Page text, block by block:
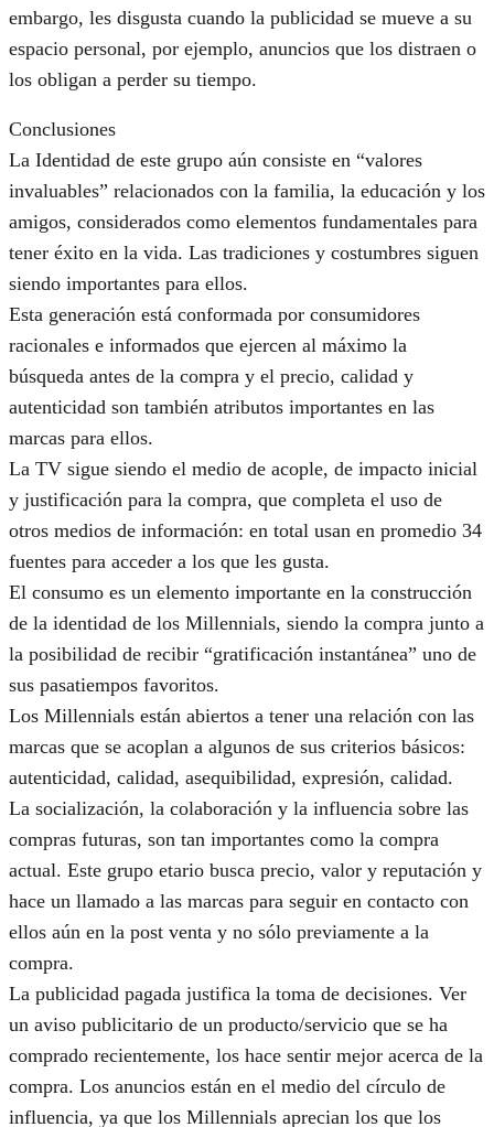
embargo, les disgusta cuando la publicidad se mueve a su
espacio personal, por ejemplo, anuncios que los distraen o
los obligan a perder su tiempo.
Conclusiones
La Identidad de este grupo aún consiste en “valores
invaluables” relacionados con la familia, la educación y los
amigos, considerados como elementos fundamentales para
tener éxito en la vida. Las tradiciones y costumbres siguen
siendo importantes para ellos.
Esta generación está conformada por consumidores
racionales e informados que ejercen al máximo la
búsqueda antes de la compra y el precio, calidad y
autenticidad son también atributos importantes en las
marcas para ellos.
La TV sigue siendo el medio de acople, de impacto inicial
y justificación para la compra, que completa el uso de
otros medios de información: en total usan en promedio 34
fuentes para acceder a los que les gusta.
El consumo es un elemento importante en la construcción
de la identidad de los Millennials, siendo la compra junto a
la posibilidad de recibir “gratificación instantánea” uno de
sus pasatiempos favoritos.
Los Millennials están abiertos a tener una relación con las
marcas que se acoplan a algunos de sus criterios básicos:
autenticidad, calidad, asequibilidad, expresión, calidad.
La socialización, la colaboración y la influencia sobre las
compras futuras, son tan importantes como la compra
actual. Este grupo etario busca precio, valor y reputación y
hace un llamado a las marcas para seguir en contacto con
ellos aún en la post venta y no sólo previamente a la
compra.
La publicidad pagada justifica la toma de decisiones. Ver
un aviso publicitario de un producto/servicio que se ha
comprado recientemente, los hace sentir mejor acerca de la
compra. Los anuncios están en el medio del círculo de
influencia, ya que los Millennials aprecian los que los